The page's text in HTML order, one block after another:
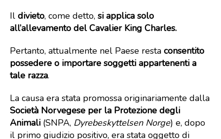
Il divieto, come detto, si applica solo
all’allevamento del Cavalier King Charles.
Pertanto, attualmente nel Paese resta consentito
possedere o importare soggetti appartenenti a
tale razza.
La causa era stata promossa originariamente dalla
Società Norvegese per la Protezione degli
Animali (SNPA, Dyrebeskyttelsen Norge) e, dopo
il primo giudizio positivo, era stata oggetto di